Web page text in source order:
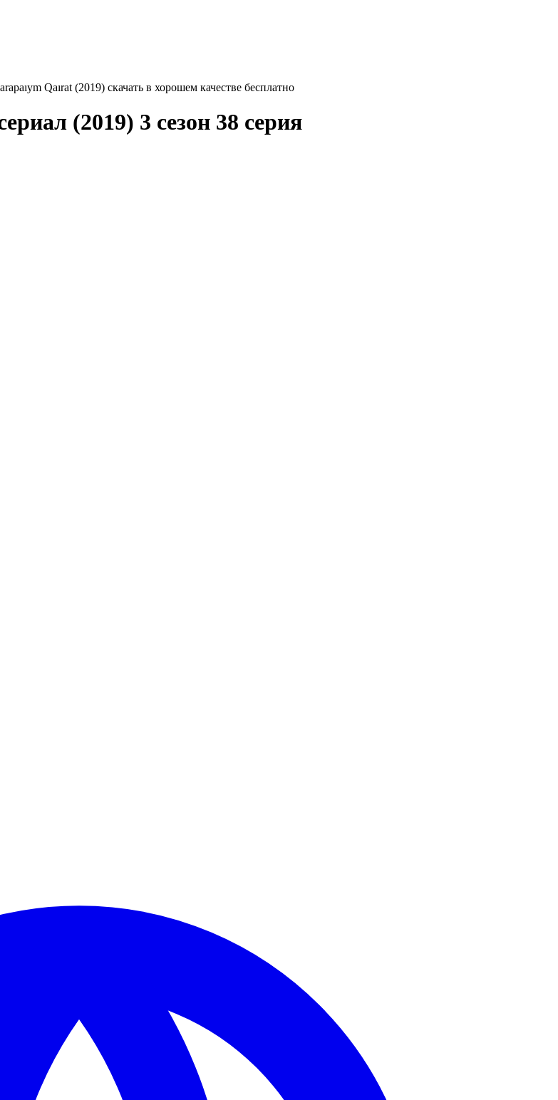
Qaırat (2019) скачать в хорошем качестве бесплатно
(2019) 3 сезон 38 серия